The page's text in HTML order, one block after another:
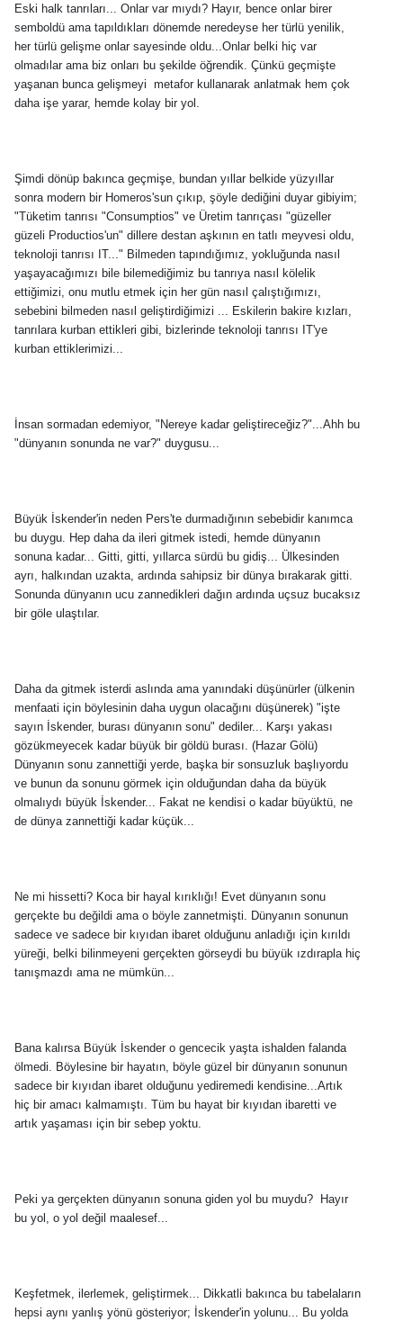
Eski halk tanrıları... Onlar var mıydı? Hayır, bence onlar birer
semboldü ama tapıldıkları dönemde neredeyse her türlü yenilik,
her türlü gelişme onlar sayesinde oldu...Onlar belki hiç var
olmadılar ama biz onları bu şekilde öğrendik. Çünkü geçmişte
yaşanan bunca gelişmeyi metafor kullanarak anlatmak hem çok
daha işe yarar, hemde kolay bir yol.
Şimdi dönüp bakınca geçmişe, bundan yıllar belkide yüzyıllar
sonra modern bir Homeros'sun çıkıp, şöyle dediğini duyar gibiyim;
"Tüketim tanrısı "Consumptios" ve Üretim tanrıçası "güzeller
güzeli Productios'un" dillere destan aşkının en tatlı meyvesi oldu,
teknoloji tanrısı IT..." Bilmeden tapındığımız, yokluğunda nasıl
yaşayacağımızı bile bilemediğimiz bu tanrıya nasıl kölelik
ettiğimizi, onu mutlu etmek için her gün nasıl çalıştığımızı,
sebebini bilmeden nasıl geliştirdiğimizi ... Eskilerin bakire kızları,
tanrılara kurban ettikleri gibi, bizlerinde teknoloji tanrısı IT'ye
kurban ettiklerimizi...
İnsan sormadan edemiyor, "Nereye kadar geliştireceğiz?"...Ahh bu
"dünyanın sonunda ne var?" duygusu...
Büyük İskender'in neden Pers'te durmadığının sebebidir kanımca
bu duygu. Hep daha da ileri gitmek istedi, hemde dünyanın
sonuna kadar... Gitti, gitti, yıllarca sürdü bu gidiş... Ülkesinden
ayrı, halkından uzakta, ardında sahipsiz bir dünya bırakarak gitti.
Sonunda dünyanın ucu zannedikleri dağın ardında uçsuz bucaksız
bir göle ulaştılar.
Daha da gitmek isterdi aslında ama yanındaki düşünürler (ülkenin
menfaati için böylesinin daha uygun olacağını düşünerek) "işte
sayın İskender, burası dünyanın sonu" dediler... Karşı yakası
gözükmeyecek kadar büyük bir göldü burası. (Hazar Gölü)
Dünyanın sonu zannettiği yerde, başka bir sonsuzluk başlıyordu
ve bunun da sonunu görmek için olduğundan daha da büyük
olmalıydı büyük İskender... Fakat ne kendisi o kadar büyüktü, ne
de dünya zannettiği kadar küçük...
Ne mi hissetti? Koca bir hayal kırıklığı! Evet dünyanın sonu
gerçekte bu değildi ama o böyle zannetmişti. Dünyanın sonunun
sadece ve sadece bir kıyıdan ibaret olduğunu anladığı için kırıldı
yüreği, belki bilinmeyeni gerçekten görseydi bu büyük ızdırapla hiç
tanışmazdı ama ne mümkün...
Bana kalırsa Büyük İskender o gencecik yaşta ishalden falanda
ölmedi. Böylesine bir hayatın, böyle güzel bir dünyanın sonunun
sadece bir kıyıdan ibaret olduğunu yediremedi kendisine...Artık
hiç bir amacı kalmamıştı. Tüm bu hayat bir kıyıdan ibaretti ve
artık yaşaması için bir sebep yoktu.
Peki ya gerçekten dünyanın sonuna giden yol bu muydu? Hayır
bu yol, o yol değil maalesef...
Keşfetmek, ilerlemek, geliştirmek... Dikkatli bakınca bu tabelaların
hepsi aynı yanlış yönü gösteriyor; İskender'in yolunu... Bu yolda